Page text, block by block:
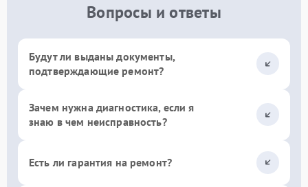
Вопросы и ответы
Будут ли выданы документы,
подтверждающие ремонт?
Зачем нужна диагностика, если я
знаю в чем неисправность?
Есть ли гарантия на ремонт?